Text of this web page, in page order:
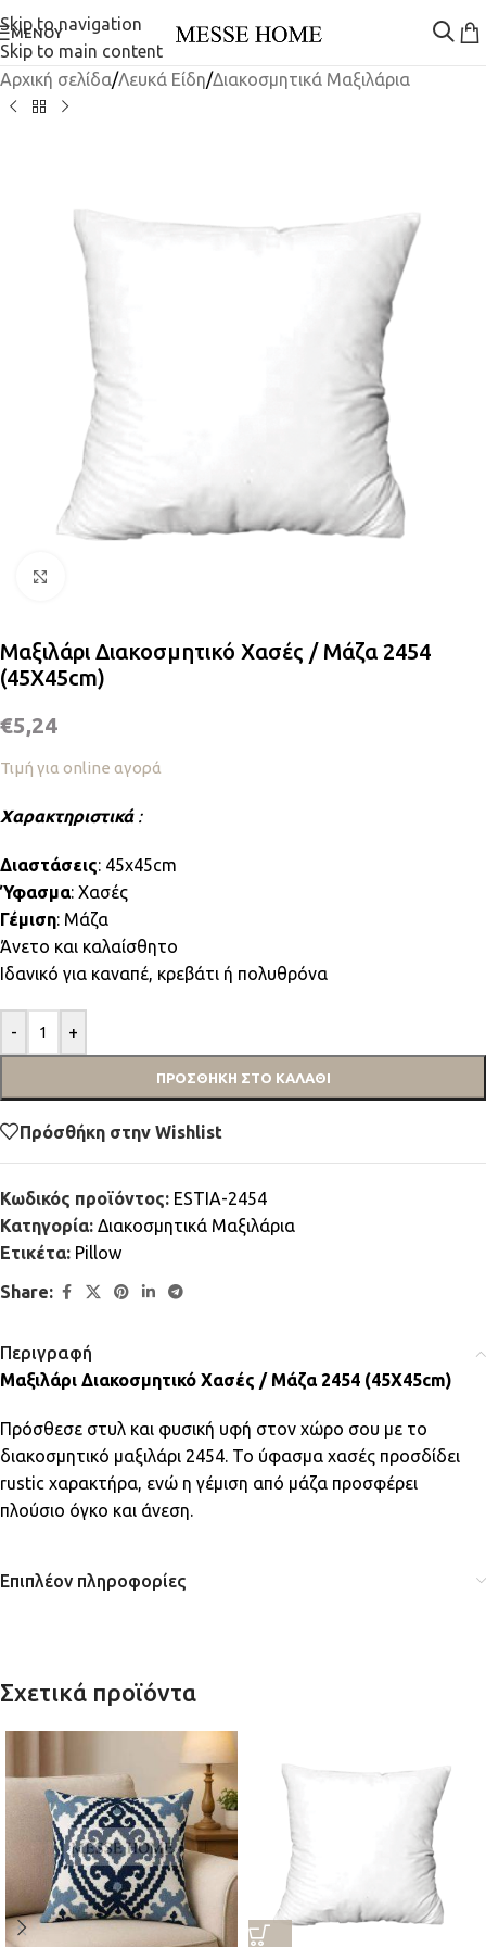
Skip to navigation
Skip to main content
ΜΕΝΟΎ
Αρχική σελίδα/Λευκά Είδη/Διακοσμητικά Μαξιλάρια
Μαξιλάρι Διακοσμητικό Χασές / Μάζα 2454
(45Χ45cm)
€5,24
Τιμή για online αγορά
Χαρακτηριστικά :
Διαστάσεις: 45x45cm
Ύφασμα: Χασές
Γέμιση: Μάζα
Άνετο και καλαίσθητο
Ιδανικό για καναπέ, κρεβάτι ή πολυθρόνα
- +
ΠΡΟΣΘΉΚΗ ΣΤΟ ΚΑΛΆΘΙ
Πρόσθήκη στην Wishlist
Κωδικός προϊόντος: ESTIA-2454
Κατηγορία: Διακοσμητικά Μαξιλάρια
Ετικέτα: Pillow
Share:
Περιγραφή
Μαξιλάρι Διακοσμητικό Χασές / Μάζα 2454 (45Χ45cm)
Πρόσθεσε στυλ και φυσική υφή στον χώρο σου με το
διακοσμητικό μαξιλάρι 2454. Το ύφασμα χασές προσδίδει
rustic χαρακτήρα, ενώ η γέμιση από μάζα προσφέρει
πλούσιο όγκο και άνεση.
Επιπλέον πληροφορίες
Σχετικά προϊόντα